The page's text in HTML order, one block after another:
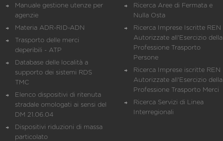
Manuale gestione utenze per
agenzie
Materia ADR-RID-ADN
Trasporto delle merci
deperibili - ATP
Database delle località a
supporto dei sistemi RDS
TMC
Elenco dispositivi di ritenuta
stradale omologati ai sensi del
DM 21.06.04
Dispositivi riduzioni di massa
particolato
Ricerca Aree di Fermata e
Nulla Osta
Ricerca Imprese Iscritte REN
Autorizzate all'Esercizio della
Professione Trasporto
Persone
Ricerca Imprese iscritte REN
Autorizzate all'Esercizio della
Professione Trasporto Merci
Ricerca Servizi di Linea
Interregionali